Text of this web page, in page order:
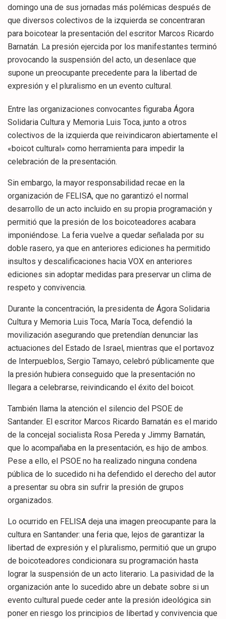
domingo una de sus jornadas más polémicas después de
que diversos colectivos de la izquierda se concentraran
para boicotear la presentación del escritor Marcos Ricardo
Barnatán. La presión ejercida por los manifestantes terminó
provocando la suspensión del acto, un desenlace que
supone un preocupante precedente para la libertad de
expresión y el pluralismo en un evento cultural.
Entre las organizaciones convocantes figuraba Ágora
Solidaria Cultura y Memoria Luis Toca, junto a otros
colectivos de la izquierda que reivindicaron abiertamente el
«boicot cultural» como herramienta para impedir la
celebración de la presentación.
Sin embargo, la mayor responsabilidad recae en la
organización de FELISA, que no garantizó el normal
desarrollo de un acto incluido en su propia programación y
permitió que la presión de los boicoteadores acabara
imponiéndose. La feria vuelve a quedar señalada por su
doble rasero, ya que en anteriores ediciones ha permitido
insultos y descalificaciones hacia VOX en anteriores
ediciones sin adoptar medidas para preservar un clima de
respeto y convivencia.
Durante la concentración, la presidenta de Ágora Solidaria
Cultura y Memoria Luis Toca, María Toca, defendió la
movilización asegurando que pretendían denunciar las
actuaciones del Estado de Israel, mientras que el portavoz
de Interpueblos, Sergio Tamayo, celebró públicamente que
la presión hubiera conseguido que la presentación no
llegara a celebrarse, reivindicando el éxito del boicot.
También llama la atención el silencio del PSOE de
Santander. El escritor Marcos Ricardo Barnatán es el marido
de la concejal socialista Rosa Pereda y Jimmy Barnatán,
que lo acompañaba en la presentación, es hijo de ambos.
Pese a ello, el PSOE no ha realizado ninguna condena
pública de lo sucedido ni ha defendido el derecho del autor
a presentar su obra sin sufrir la presión de grupos
organizados.
Lo ocurrido en FELISA deja una imagen preocupante para la
cultura en Santander: una feria que, lejos de garantizar la
libertad de expresión y el pluralismo, permitió que un grupo
de boicoteadores condicionara su programación hasta
lograr la suspensión de un acto literario. La pasividad de la
organización ante lo sucedido abre un debate sobre si un
evento cultural puede ceder ante la presión ideológica sin
poner en riesgo los principios de libertad y convivencia que